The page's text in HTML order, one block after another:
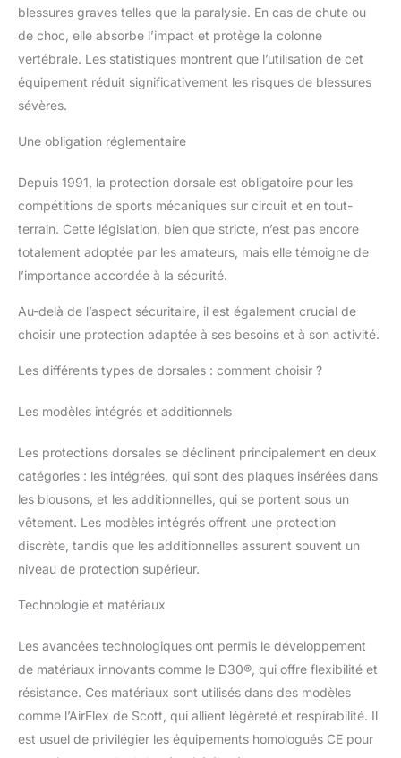
blessures graves telles que la paralysie. En cas de chute ou
de choc, elle absorbe l’impact et protège la colonne
vertébrale. Les statistiques montrent que l’utilisation de cet
équipement réduit significativement les risques de blessures
sévères.
Une obligation réglementaire
Depuis 1991, la protection dorsale est obligatoire pour les
compétitions de sports mécaniques sur circuit et en tout-
terrain. Cette législation, bien que stricte, n’est pas encore
totalement adoptée par les amateurs, mais elle témoigne de
l’importance accordée à la sécurité.
Au-delà de l’aspect sécuritaire, il est également crucial de
choisir une protection adaptée à ses besoins et à son activité.
Les différents types de dorsales : comment choisir ?
Les modèles intégrés et additionnels
Les protections dorsales se déclinent principalement en deux
catégories : les intégrées, qui sont des plaques insérées dans
les blousons, et les additionnelles, qui se portent sous un
vêtement. Les modèles intégrés offrent une protection
discrète, tandis que les additionnelles assurent souvent un
niveau de protection supérieur.
Technologie et matériaux
Les avancées technologiques ont permis le développement
de matériaux innovants comme le D30®, qui offre flexibilité et
résistance. Ces matériaux sont utilisés dans des modèles
comme l’AirFlex de Scott, qui allient légèreté et respirabilité. Il
est usuel de privilégier les équipements homologués CE pour